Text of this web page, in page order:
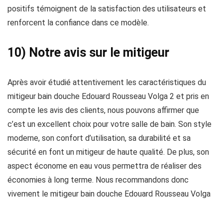
positifs témoignent de la satisfaction des utilisateurs et
renforcent la confiance dans ce modèle.
10) Notre avis sur le mitigeur
Après avoir étudié attentivement les caractéristiques du
mitigeur bain douche Edouard Rousseau Volga 2 et pris en
compte les avis des clients, nous pouvons affirmer que
c’est un excellent choix pour votre salle de bain. Son style
moderne, son confort d’utilisation, sa durabilité et sa
sécurité en font un mitigeur de haute qualité. De plus, son
aspect économe en eau vous permettra de réaliser des
économies à long terme. Nous recommandons donc
vivement le mitigeur bain douche Edouard Rousseau Volga